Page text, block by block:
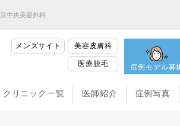
中央美容外科
メンズサイト 美容皮膚科
医療脱毛 症例モデル募
クリニック一覧 医師紹介 症例写真